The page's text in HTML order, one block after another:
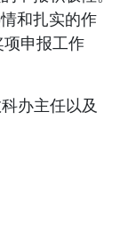
和扎实的作
申报工作
办主任以及